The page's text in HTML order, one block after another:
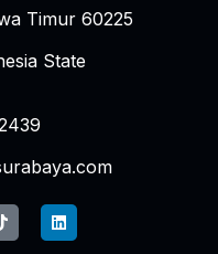
Timur 60225
State